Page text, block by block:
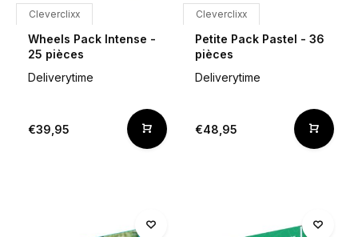
Cleverclixx
Wheels Pack Intense -
25 pièces
Deliverytime
€39,95
Cleverclixx
Petite Pack Pastel - 36
pièces
Deliverytime
€48,95